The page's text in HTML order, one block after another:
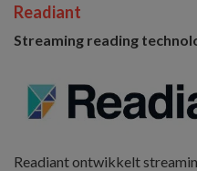
Readiant
Streaming reading
Readiant ontwikkelt